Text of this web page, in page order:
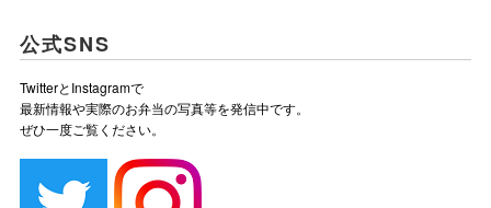
公式SNS
TwitterとInstagramで
最新情報や実際のお弁当の写真等を発信中です。
ぜひ一度ご覧ください。